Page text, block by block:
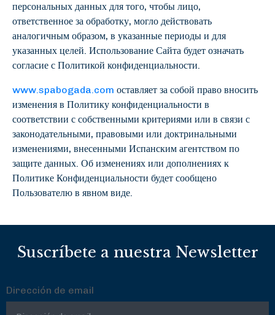
персональных данных для того, чтобы лицо,
ответственное за обработку, могло действовать
аналогичным образом, в указанные периоды и для
указанных целей. Использование Сайта будет означать
согласие с Политикой конфиденциальности.
www.spabogada.com оставляет за собой право вносить
изменения в Политику конфиденциальности в
соответствии с собственными критериями или в связи с
законодательными, правовыми или доктринальными
изменениями, внесенными Испанским агентством по
защите данных. Об изменениях или дополнениях к
Политике Конфиденциальности будет сообщено
Пользователю в явном виде.
Suscríbete a nuestra Newsletter
Dirección de email